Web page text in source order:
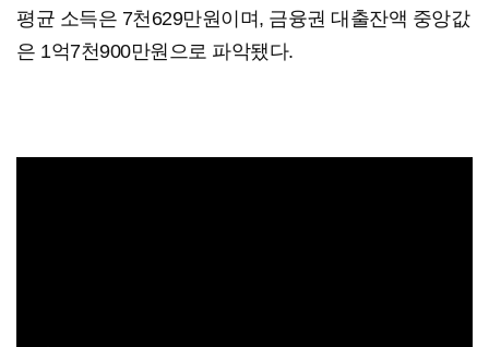
평균 소득은 7천629만원이며, 금융권 대출잔액 중앙값
은 1억7천900만원으로 파악됐다.